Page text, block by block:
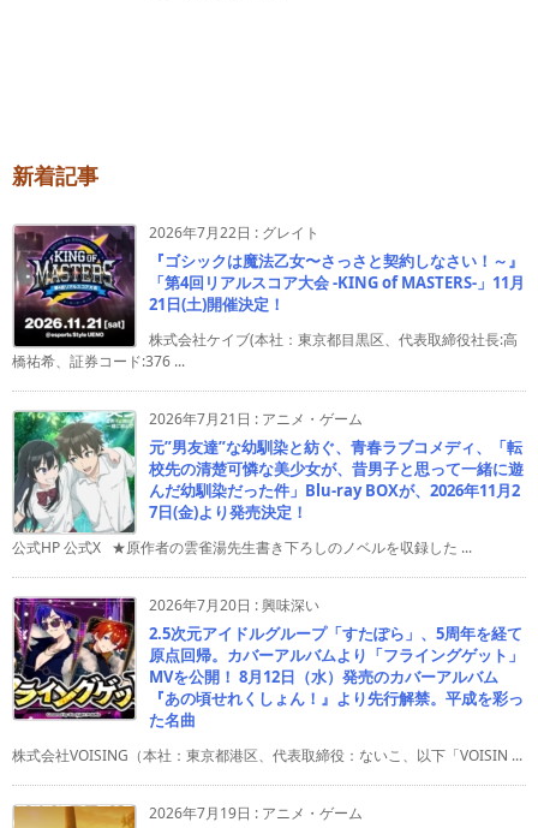
新着記事
2026年7月22日 : グレイト
『ゴシックは魔法乙女〜さっさと契約しなさい！～』
「第4回リアルスコア大会 -KING of MASTERS-」11月
21日(土)開催決定！
株式会社ケイブ(本社：東京都目黒区、代表取締役社長:高
橋祐希、証券コード:376 ...
2026年7月21日 : アニメ・ゲーム
元”男友達”な幼馴染と紡ぐ、青春ラブコメディ、「転
校先の清楚可憐な美少女が、昔男子と思って一緒に遊
んだ幼馴染だった件」Blu-ray BOXが、2026年11月2
7日(金)より発売決定！
公式HP 公式X ★原作者の雲雀湯先生書き下ろしのノベルを収録した ...
2026年7月20日 :興味深い
2.5次元アイドルグループ「すたぽら」、5周年を経て
原点回帰。カバーアルバムより「フライングゲット」
MVを公開！ 8月12日（水）発売のカバーアルバム
『あの頃せれくしょん！』より先行解禁。平成を彩っ
た名曲
株式会社VOISING（本社：東京都港区、代表取締役：ないこ、以下「VOISIN ...
2026年7月19日 : アニメ・ゲーム